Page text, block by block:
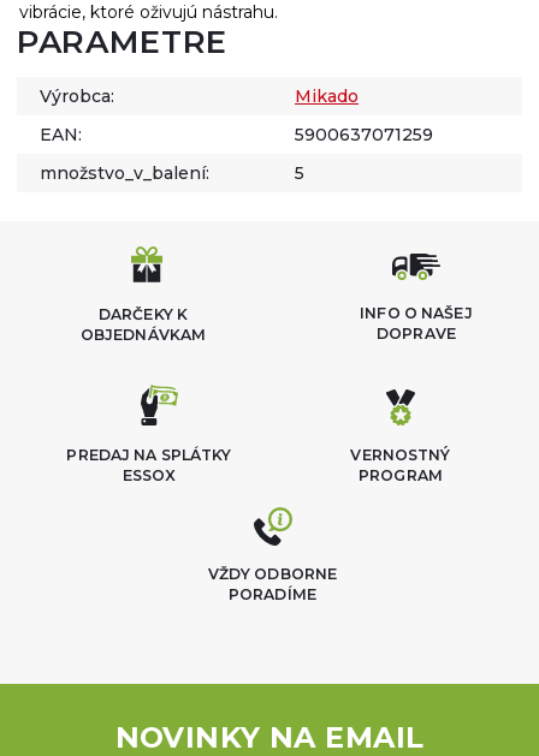
vibrácie, ktoré oživujú nástrahu.
PARAMETRE
Výrobca:
Mikado
EAN:
5900637071259
množstvo_v_balení:
5
DARČEKY K
OBJEDNÁVKAM
INFO O NAŠEJ
DOPRAVE
VERNOSTNÝ
PROGRAM
PREDAJ NA SPLÁTKY
ESSOX
VŽDY ODBORNE
PORADÍME
NOVINKY NA EMAIL